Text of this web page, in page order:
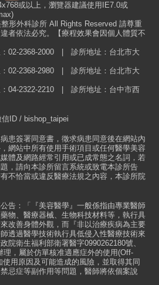
或以上，瀏覽器建議使用IE7.0或
形外科診所 All Rights Reserved 請尊重
者依法必究。【療程效果會因個人體質不
：02-2368-2000 | 診所地址：台北市大
：02-2368-2980 | 診所地址：台北市大
：04-2322-2210 | 診所地址：台中市西
ID / bishop_taipei
患簽署同意書，徵求病患同意後在網站內
網站中所有使用手術項目或任何醫學美容
體及網路經常引用或已成常態之名詞，若
，請向本診所留言系統或致電本診所告
不恰當或違反醫療法規之內容，本診所院
告：「『美容醫學』一般係指由專業醫師
物、醫療器械、生物科技材料等，執行具
改善身體外觀，而『非以治療疾病為主要
透過醫學技術執行具低侵入性醫療技術來
院衛生福利部衛署醫字0990262180號、
理，屬於仿單核准適應症外的使用(Off-
使用原因及可能造成的風險，並取得其同
忌症等副作用等問題，醫師將依個案說